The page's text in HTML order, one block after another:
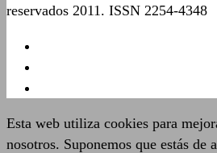
reservados 2011. ISSN 2254-4348
Esta web utiliza cookies para
nosotros. Suponemos que estás de